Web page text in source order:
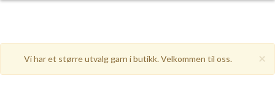
×
Vi har et større utvalg garn i butikk. Velkommen til oss.